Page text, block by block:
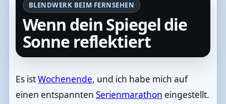
BLENDWERK BEIM FERNSEHEN
Wenn dein Spiegel die
Sonne reflektiert
Es istWochenende, und ich habe mich auf
einen entspannten Serienmarathon eingestellt.